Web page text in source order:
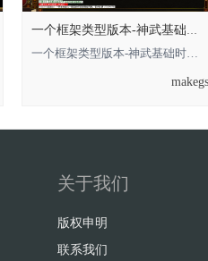
一个框架类型版本-神武基础时长版的，借鉴
一个框架类型版本-神武基础时长版的**** 本内容被作者隐藏 ****，借鉴即可 金币
makegs
关于我们
版权申明
联系我们